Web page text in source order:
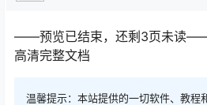
——预览已结束，还剩3页未读
高清完整文档
温馨提示：本站提供的一切软件、教程